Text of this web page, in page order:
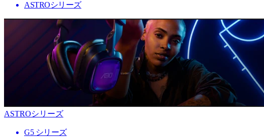
ASTROシリーズ
ASTROシリーズ
G5 シリーズ